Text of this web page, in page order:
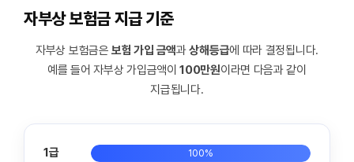
자부상 보험금 지급 기준
자부상 보험금은보험 가입 금액과상해등급에 따라 결정됩니다.
예를 들어 자부상 가입금액이100만원이라면 다음과 같이
지급됩니다.
1급 100%